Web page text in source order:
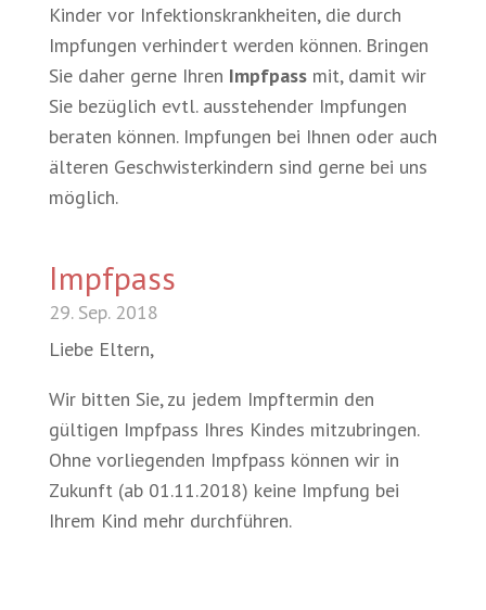
Kinder vor Infektionskrankheiten, die durch
Impfungen verhindert werden können. Bringen
Sie daher gerne Ihren Impfpassmit, damit wir
Sie bezüglich evtl. ausstehender Impfungen
beraten können. Impfungen bei Ihnen oder auch
älteren Geschwisterkindern sind gerne bei uns
möglich.
Impfpass
29. Sep. 2018
Liebe Eltern,
Wir bitten Sie, zu jedem Impftermin den
gültigen Impfpass Ihres Kindes mitzubringen.
Ohne vorliegenden Impfpass können wir in
Zukunft (ab 01.11.2018) keine Impfung bei
Ihrem Kind mehr durchführen.